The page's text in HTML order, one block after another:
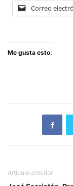
Correo
Me gusta esto:
Artículo anterior